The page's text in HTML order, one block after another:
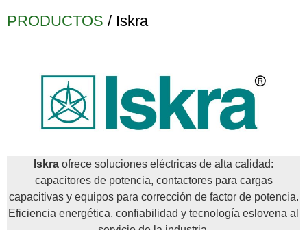
PRODUCTOS / Iskra
Iskra ofrece soluciones eléctricas de alta calidad:
capacitores de potencia, contactores para cargas
capacitivas y equipos para corrección de factor de potencia.
Eficiencia energética, confiabilidad y tecnología eslovena al